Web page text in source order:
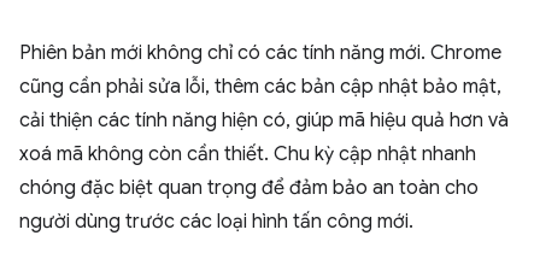
Phiên bản mới không chỉ có các tính năng mới. Chrome
cũng cần phải sửa lỗi, thêm các bản cập nhật bảo mật,
cải thiện các tính năng hiện có, giúp mã hiệu quả hơn và
xoá mã không còn cần thiết. Chu kỳ cập nhật nhanh
chóng đặc biệt quan trọng để đảm bảo an toàn cho
người dùng trước các loại hình tấn công mới.